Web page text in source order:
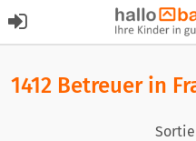
1412 Betreuer in